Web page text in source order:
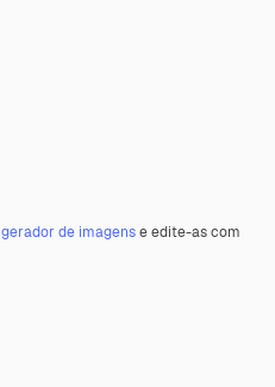
gerador de imagense edite-as com